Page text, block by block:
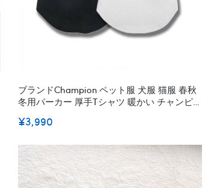
ブランドchampion ペット服 犬服 猫服 春秋
冬用パーカー 厚手Tシャツ 暖かい チャンピオ
服 猫の服 可愛い 半袖 犬猫用 無袖 通気性 フ
¥3,990